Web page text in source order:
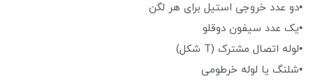
•دو عدد خروجی استیل برای هر لگن
•یک عدد سیفون دوقلو
•لوله اتصال مشترک (T شکل)
•شلنگ یا لوله خرطومی